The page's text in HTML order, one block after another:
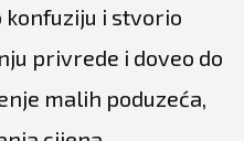
konfuziju i stvorio
privrede i doveo do
malih poduzeća,